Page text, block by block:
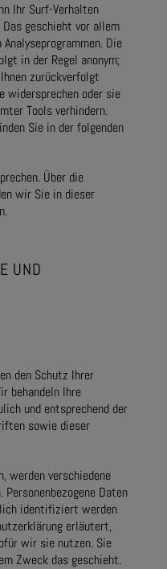
Ihr Surf-Verhalten
geschieht vor allem
Die
in der Regel anonym;
zurückverfolgt
widersprechen oder sie
Tools verhindern.
Sie in der folgenden
Über die
wir Sie in dieser
UND
den Schutz Ihrer
behandeln Ihre
und entsprechend der
sowie dieser
werden verschiedene
Personenbezogene Daten
identifiziert werden
erläutert,
wir sie nutzen. Sie
Zweck das geschieht.